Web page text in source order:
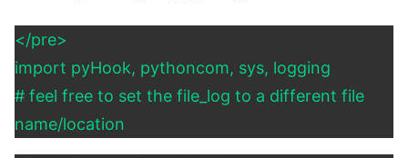
</pre>
import pyHook, pythoncom, sys, logging
# feel free to set the file_log to a different file
name/location